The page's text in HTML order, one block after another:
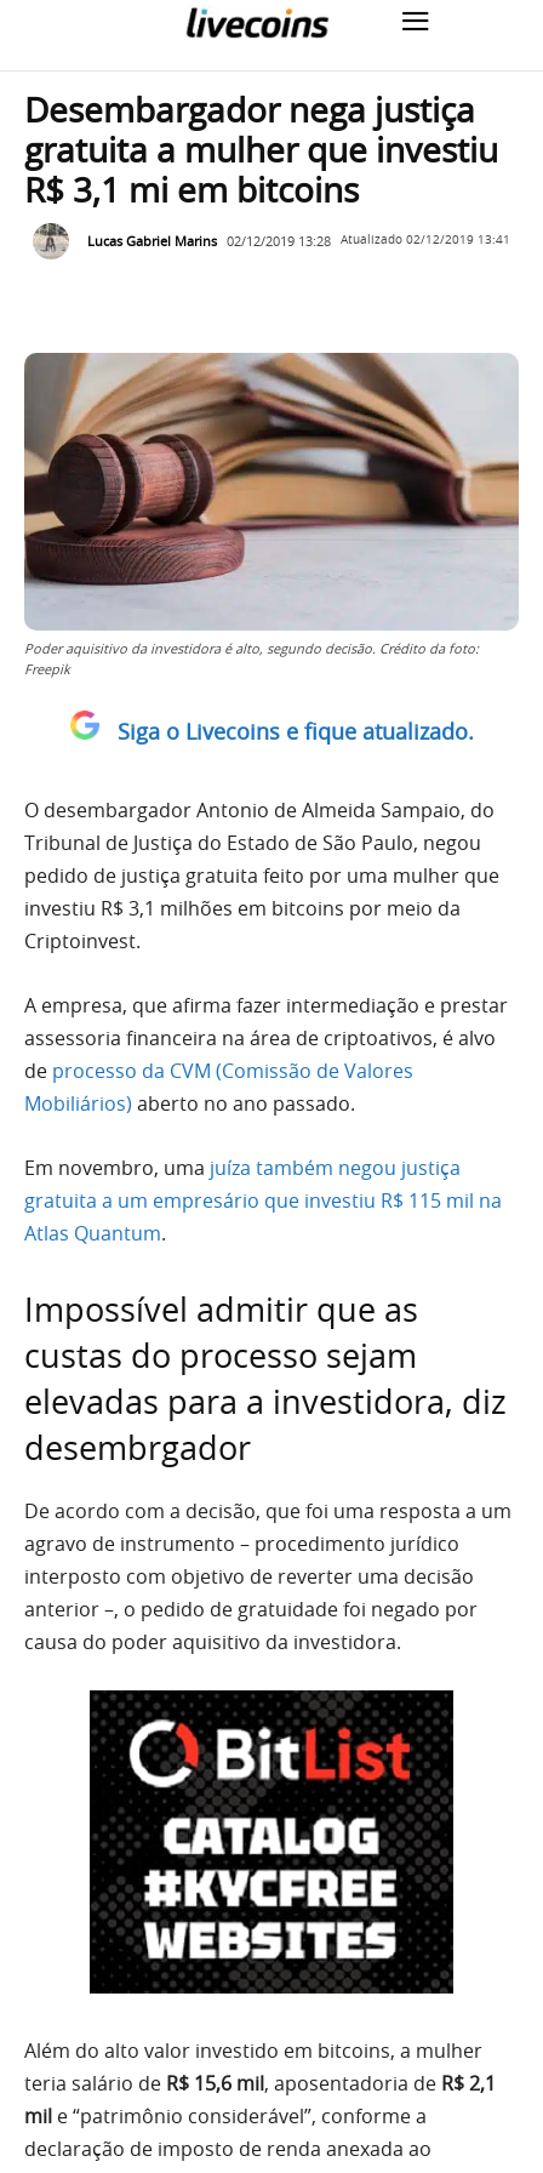
Desembargador nega justiça
gratuita a mulher que investiu
R$ 3,1 mi em bitcoins
Lucas Gabriel Marins 02/12/2019 13:28 Atualizado 02/12/2019 13:41
Poder aquisitivo da investidora é alto, segundo decisão. Crédito da foto:
Freepik
Siga o Livecoins e fique atualizado.
O desembargador Antonio de Almeida Sampaio, do
Tribunal de Justiça do Estado de São Paulo, negou
pedido de justiça gratuita feito por uma mulher que
investiu R$ 3,1 milhões em bitcoins por meio da
Criptoinvest.
A empresa, que afirma fazer intermediação e prestar
assessoria financeira na área de criptoativos, é alvo
de processo da CVM (Comissão de Valores
Mobiliários) aberto no ano passado.
Em novembro, uma juíza também negou justiça
gratuita a um empresário que investiu R$ 115 mil na
Atlas Quantum.
Impossível admitir que as
custas do processo sejam
elevadas para a investidora, diz
desembrgador
De acordo com a decisão, que foi uma resposta a um
agravo de instrumento – procedimento jurídico
interposto com objetivo de reverter uma decisão
anterior –, o pedido de gratuidade foi negado por
causa do poder aquisitivo da investidora.
Além do alto valor investido em bitcoins, a mulher
teria salário de R$ 15,6 mil, aposentadoria de R$ 2,1
mil e “patrimônio considerável”, conforme a
declaração de imposto de renda anexada ao